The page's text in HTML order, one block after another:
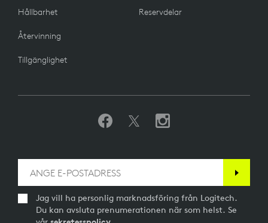
Hållbarhet
Återvinning
Tillgänglighet
Reservdelar
Jag vill ha personlig marknadsföring från Logitech.
Du kan avsluta prenumerationen när som helst. Se